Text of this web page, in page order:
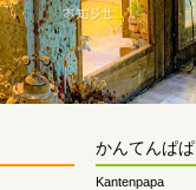
かんてんぱぱ
Kantenpapa